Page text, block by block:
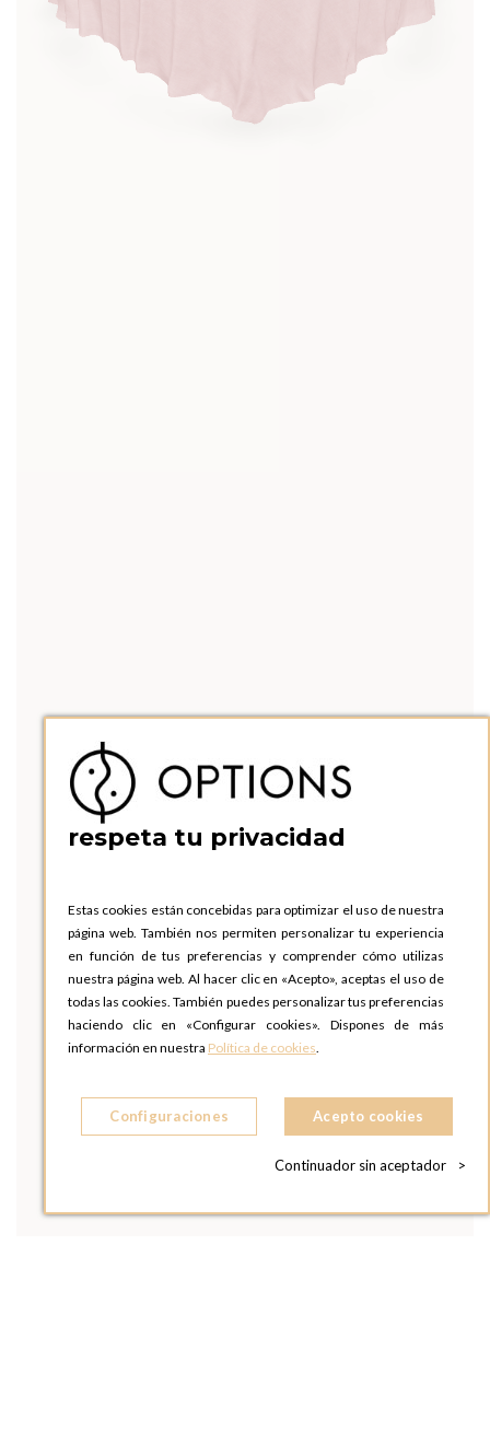
respeta tu privacidad
Estas cookies están concebidas para optimizar el uso de nuestra
página web. También nos permiten personalizar tu experiencia
en función de tus preferencias y comprender cómo utilizas
nuestra página web. Al hacer clic en «Acepto», aceptas el uso de
todas las cookies. También puedes personalizar tus preferencias
haciendo clic en «Configurar cookies». Dispones de más
información en nuestra Política de cookies.
Configuraciones Acepto cookies
Continuador sin aceptador >